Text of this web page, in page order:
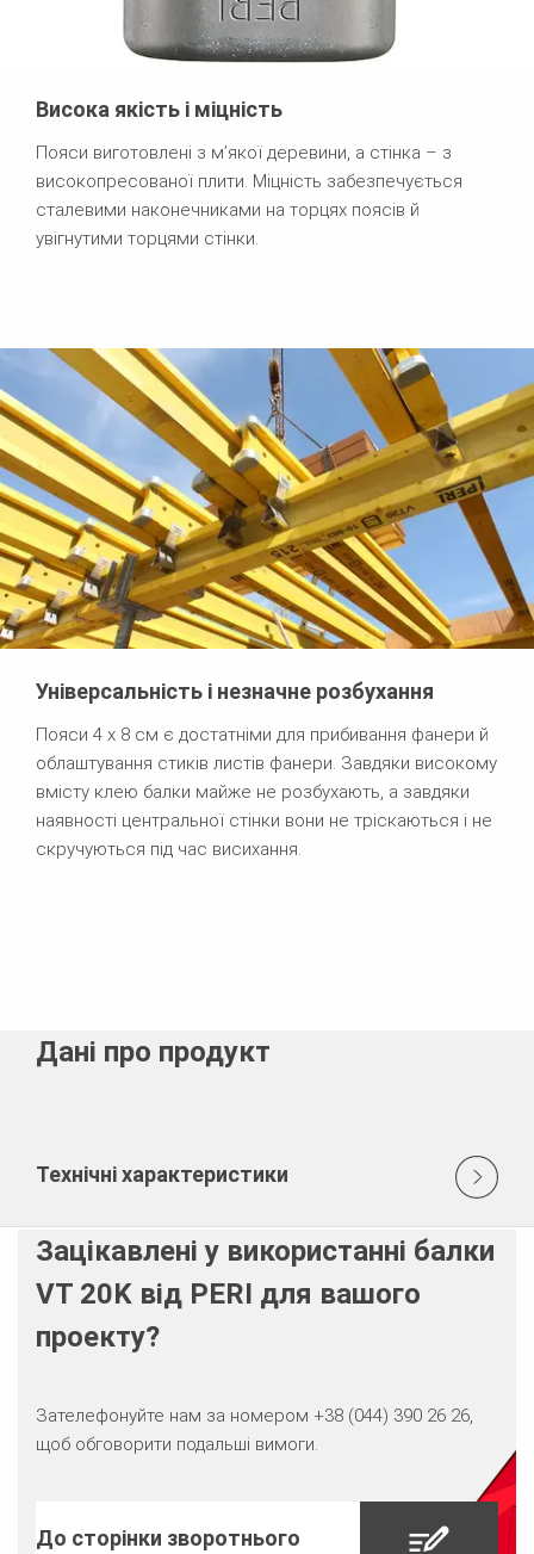
Висока якість і міцність
Пояси виготовлені з м’якої деревини, а стінка – з
високопресованої плити. Міцність забезпечується
сталевими наконечниками на торцях поясів й
увігнутими торцями стінки.
Універсальність і незначне розбухання
Пояси 4 х 8 см є достатніми для прибивання фанери й
облаштування стиків листів фанери. Завдяки високому
вмісту клею балки майже не розбухають, а завдяки
наявності центральної стінки вони не тріскаються і не
скручуються під час висихання.
Дані про продукт
Технічні характеристики
Зацікавлені у використанні балки
VT 20K від PERI для вашого
проекту?
Зателефонуйте нам за номером +38 (044) 390 26 26,
щоб обговорити подальші вимоги.
До сторінки зворотнього